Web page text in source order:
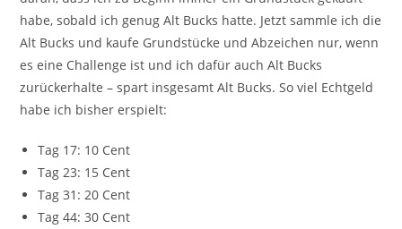
habe, sobald ich genug Alt Bucks hatte. Jetzt sammle ich die
Alt Bucks und kaufe Grundstücke und Abzeichen nur, wenn
es eine Challenge ist und ich dafür auch Alt Bucks
zurückerhalte – spart insgesamt Alt Bucks. So viel Echtgeld
habe ich bisher erspielt:
Tag 17: 10 Cent
Tag 23: 15 Cent
Tag 31: 20 Cent
Tag 44: 30 Cent